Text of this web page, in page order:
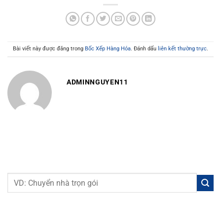
Bài viết này được đăng trong Bốc Xếp Hàng Hóa. Đánh dấu liên kết thường trực.
ADMINNGUYEN11